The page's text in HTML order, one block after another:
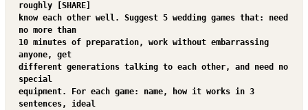
roughly [SHARE]
know each other well. Suggest 5 wedding games that: need
no more than
10 minutes of preparation, work without embarrassing
anyone, get
different generations talking to each other, and need no
special
equipment. For each game: name, how it works in 3
sentences, ideal